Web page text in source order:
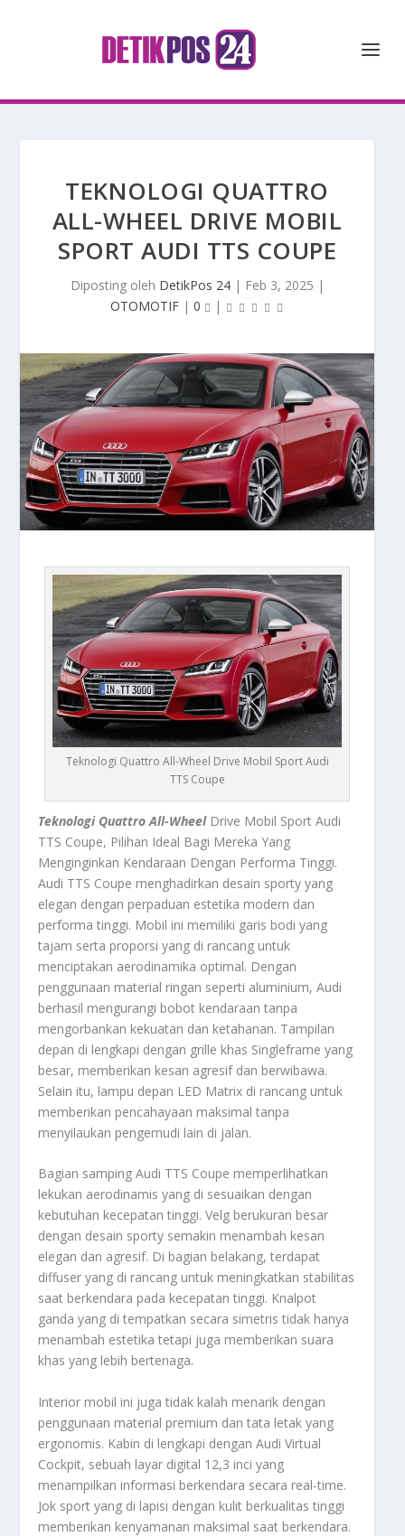
TEKNOLOGI QUATTRO
ALL-WHEEL DRIVE MOBIL
SPORT AUDI TTS COUPE
Diposting oleh DetikPos 24| Feb 3, 2025 |
OTOMOTIF| 0 |
Teknologi Quattro All-Wheel Drive Mobil Sport Audi
TTS Coupe
Teknologi Quattro All-WheelDrive Mobil Sport Audi
TTS Coupe, Pilihan Ideal Bagi Mereka Yang
Menginginkan Kendaraan Dengan Performa Tinggi.
Audi TTS Coupe menghadirkan desain sporty yang
elegan dengan perpaduan estetika modern dan
performa tinggi. Mobil ini memiliki garis bodi yang
tajam serta proporsi yang di rancang untuk
menciptakan aerodinamika optimal. Dengan
penggunaan material ringan seperti aluminium, Audi
berhasil mengurangi bobot kendaraan tanpa
mengorbankan kekuatan dan ketahanan. Tampilan
depan di lengkapi dengan grille khas Singleframe yang
besar, memberikan kesan agresif dan berwibawa.
Selain itu, lampu depan LED Matrix di rancang untuk
memberikan pencahayaan maksimal tanpa
menyilaukan pengemudi lain di jalan.
Bagian samping Audi TTS Coupe memperlihatkan
lekukan aerodinamis yang di sesuaikan dengan
kebutuhan kecepatan tinggi. Velg berukuran besar
dengan desain sporty semakin menambah kesan
elegan dan agresif. Di bagian belakang, terdapat
diffuser yang di rancang untuk meningkatkan stabilitas
saat berkendara pada kecepatan tinggi. Knalpot
ganda yang di tempatkan secara simetris tidak hanya
menambah estetika tetapi juga memberikan suara
khas yang lebih bertenaga.
Interior mobil ini juga tidak kalah menarik dengan
penggunaan material premium dan tata letak yang
ergonomis. Kabin di lengkapi dengan Audi Virtual
Cockpit, sebuah layar digital 12,3 inci yang
menampilkan informasi berkendara secara real-time.
Jok sport yang di lapisi dengan kulit berkualitas tinggi
memberikan kenyamanan maksimal saat berkendara.